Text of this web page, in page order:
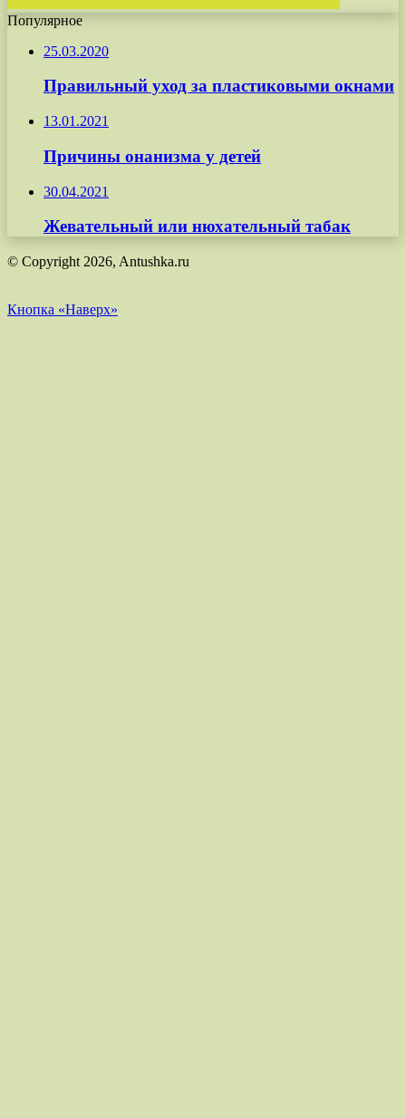
Популярное
25.03.2020
Правильный уход за пластиковыми окнами
13.01.2021
Причины онанизма у детей
30.04.2021
Жевательный или нюхательный табак
© Copyright 2026, Antushka.ru
Кнопка «Наверх»